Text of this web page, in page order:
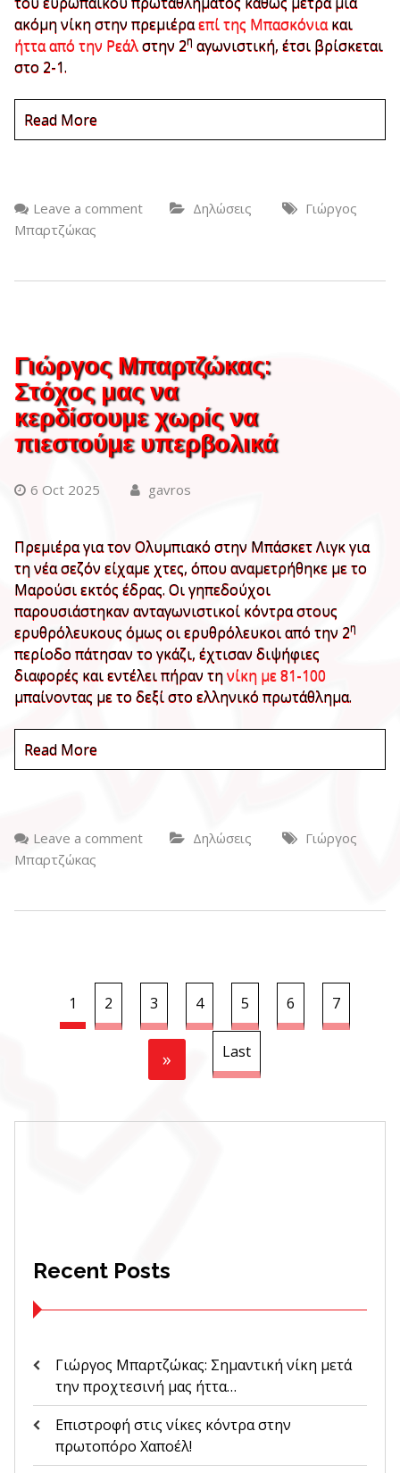
ακόμη νίκη στην πρεμιέραεπί της Μπασκόνιακαι
ήττα από την Ρεάλστην 2η αγωνιστική, έτσι βρίσκεται
στο 2-1.
Read More
Leave a comment Δηλώσεις
Γιώργος
Μπαρτζώκας
Γιώργος Μπαρτζώκας:
Στόχος μας να
κερδίσουμε χωρίς να
πιεστούμε υπερβολικά
6 Oct 2025 gavros
Πρεμιέρα για τον Ολυμπιακό στην Μπάσκετ Λιγκ για
τη νέα σεζόν είχαμε χτες, όπου αναμετρήθηκε με το
Μαρούσι εκτός έδρας. Οι γηπεδούχοι
παρουσιάστηκαν ανταγωνιστικοί κόντρα στους
ερυθρόλευκους όμως οι ερυθρόλευκοι από την 2η
περίοδο πάτησαν το γκάζι, έχτισαν διψήφιες
διαφορές και εντέλει πήραν τηνίκη με 81-100
μπαίνοντας με το δεξί στο ελληνικό πρωτάθλημα.
Read More
Leave a comment Δηλώσεις
Γιώργος
Μπαρτζώκας
1 2 3 4 5 6 7
» Last
Recent Posts
Γιώργος Μπαρτζώκας: Σημαντική νίκη μετά
την προχτεσινή μας ήττα…
Επιστροφή στις νίκες κόντρα στην
πρωτοπόρο Χαποέλ!